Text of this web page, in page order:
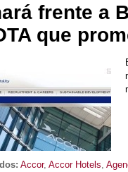
frente a
que
Accor, Accor Hotels,